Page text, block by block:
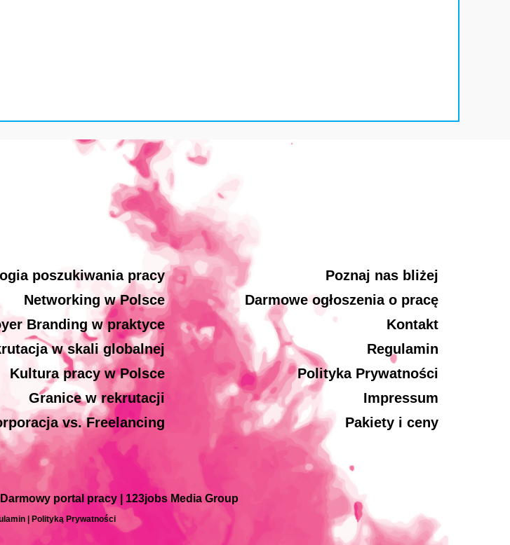
poszukiwania pracy
Networking w Polsce
Branding w praktyce
w skali globalnej
Kultura pracy w Polsce
Granice w rekrutacji
vs. Freelancing
Poznaj nas bliżej
Darmowe ogłoszenia o pracę
Kontakt
Regulamin
Polityka Prywatności
Impressum
Pakiety i ceny
portal pracy | 123jobs Media Group
Polityką Prywatności